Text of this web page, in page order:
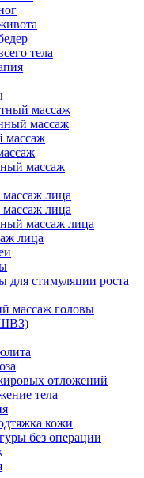
тела
массаж
массаж
массаж
массаж
лица
лица
массаж лица
лица
для стимуляции роста
массаж головы
отложений
тела
кожи
без операции